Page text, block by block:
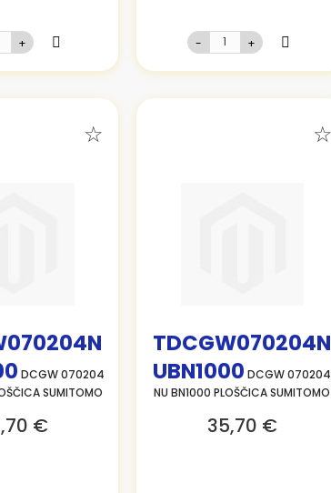
+ - +
DCGW 070204
SUMITOMO
€
TDCGW070204N
UBN1000 DCGW 070204
NU BN1000 PLOŠČICA SUMITOMO
35,70 €